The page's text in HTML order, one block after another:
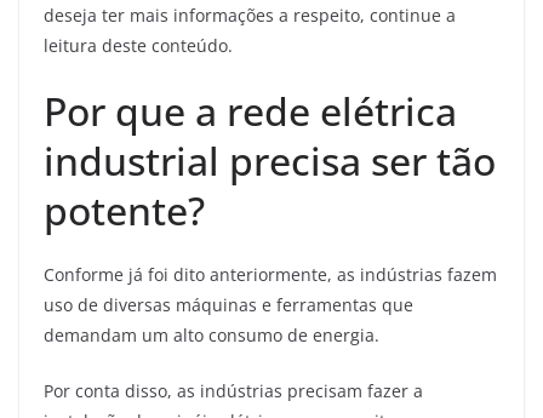
deseja ter mais informações a respeito, continue a
leitura deste conteúdo.
Por que a rede elétrica
industrial precisa ser tão
potente?
Conforme já foi dito anteriormente, as indústrias fazem
uso de diversas máquinas e ferramentas que
demandam um alto consumo de energia.
Por conta disso, as indústrias precisam fazer a